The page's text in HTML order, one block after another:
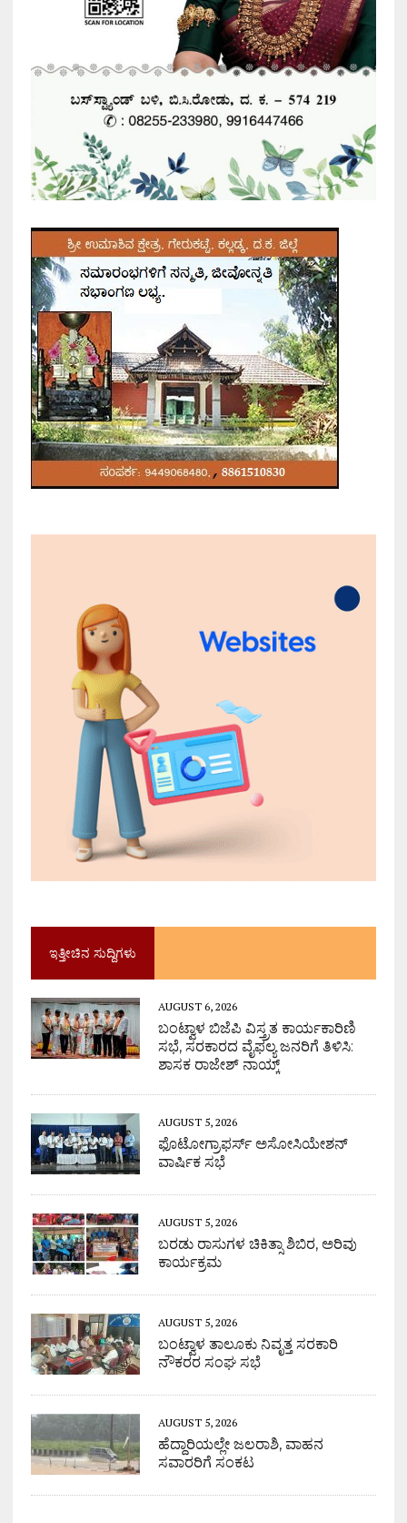
ಇತ್ತೀಚಿನ ಸುದ್ದಿಗಳು
AUGUST 6, 2026
ಬಂಟ್ವಾಳ ಬಿಜೆಪಿ ವಿಸ್ತ್ರತ ಕಾರ್ಯಕಾರಿಣಿ
ಸಭೆ, ಸರಕಾರದ ವೈಫಲ್ಯ ಜನರಿಗೆ ತಿಳಿಸಿ:
ಶಾಸಕ ರಾಜೇಶ್ ನಾಯ್ಕ್
AUGUST 5, 2026
ಫೊಟೋಗ್ರಾಫರ್ಸ್ ಅಸೋಸಿಯೇಶನ್
ವಾರ್ಷಿಕ ಸಭೆ
AUGUST 5, 2026
ಬರಡು ರಾಸುಗಳ ಚಿಕಿತ್ಸಾ ಶಿಬಿರ, ಅರಿವು
ಕಾರ್ಯಕ್ರಮ
AUGUST 5, 2026
ಬಂಟ್ವಾಳ ತಾಲೂಕು ನಿವೃತ್ತ ಸರಕಾರಿ
ನೌಕರರ ಸಂಘ ಸಭೆ
AUGUST 5, 2026
ಹೆದ್ದಾರಿಯಲ್ಲೇ ಜಲರಾಶಿ, ವಾಹನ
ಸವಾರರಿಗೆ ಸಂಕಟ